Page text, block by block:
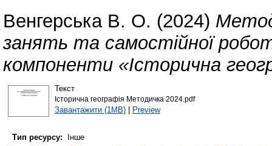
Венгерська В. О. (2024)
занять та самостійної
компоненти «Історична
Текст
Історична географія Методичка 2024.pdf
Завантажити (1MB)| Preview
Тип ресурсу:
Інше